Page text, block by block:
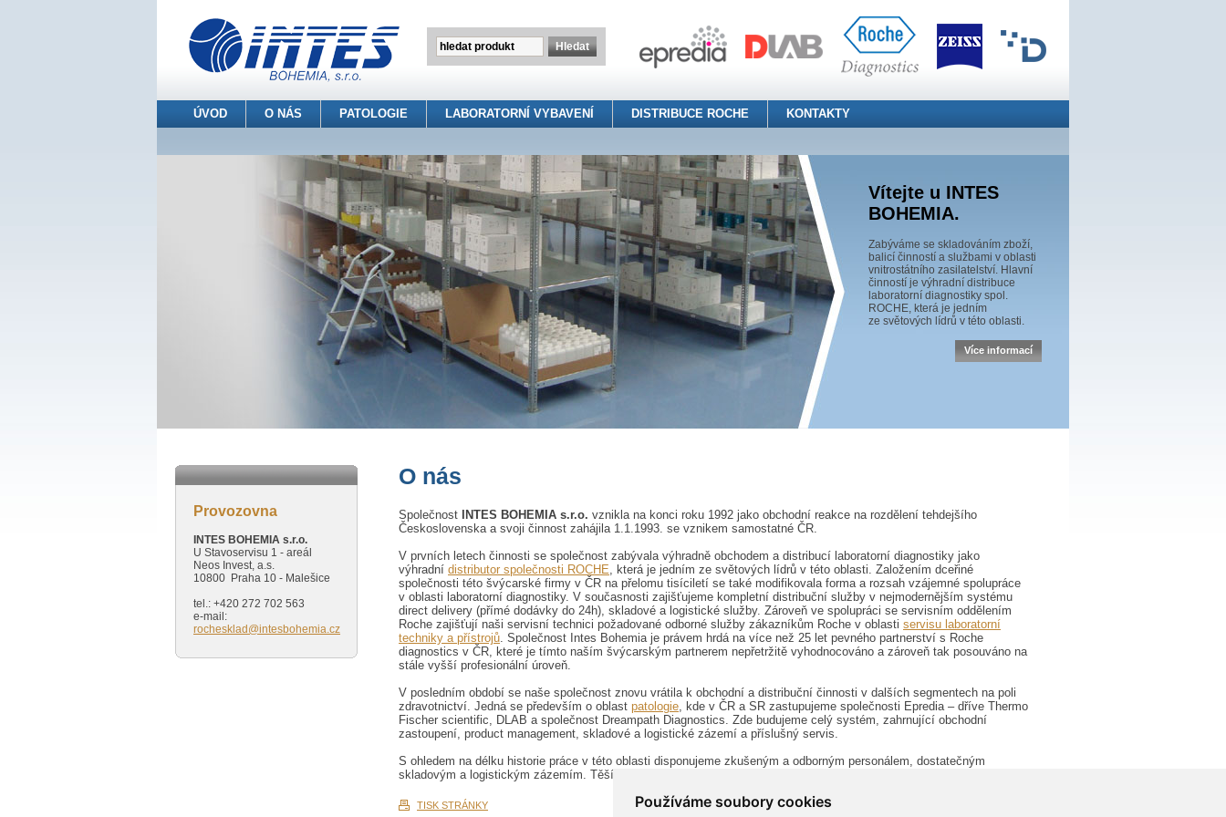
Používáme soubory cookies
ÚVOD O NÁS PATOLOGIE LABORATORNÍ VYBAVENÍ DISTRIBUCE ROCHE KONTAKTY
Vítejte u INTES
BOHEMIA.
Zabýváme se skladováním zboží,
balicí činností a službami v oblasti
vnitrostátního zasilatelství. Hlavní
činností je výhradní distribuce
laboratorní diagnostiky spol.
ROCHE, která je jedním
ze světových lídrů v této oblasti.
Více informací
O nás
Společnost INTES BOHEMIA s.r.o. vznikla na konci roku 1992 jako obchodní reakce na rozdělení tehdejšího
Československa a svoji činnost zahájila 1.1.1993. se vznikem samostatné ČR.
V prvních letech činnosti se společnost zabývala výhradně obchodem a distribucí laboratorní diagnostiky jako
výhradní distributor společnosti ROCHE, která je jedním ze světových lídrů v této oblasti. Založením dceřiné
společnosti této švýcarské firmy v ČR na přelomu tisíciletí se také modifikovala forma a rozsah vzájemné spolupráce
v oblasti laboratorní diagnostiky. V současnosti zajišťujeme kompletní distribuční služby v nejmodernějším systému
direct delivery (přímé dodávky do 24h), skladové a logistické služby. Zároveň ve spolupráci se servisním oddělením
Roche zajišťují naši servisní technici požadované odborné služby zákazníkům Roche v oblasti servisu laboratorní
techniky a přístrojů. Společnost Intes Bohemia je právem hrdá na více než 25 let pevného partnerství s Roche
diagnostics v ČR, které je tímto naším švýcarským partnerem nepřetržitě vyhodnocováno a zároveň tak posouváno na
stále vyšší profesionální úroveň.
V posledním období se naše společnost znovu vrátila k obchodní a distribuční činnosti v dalších segmentech na poli
zdravotnictví. Jedná se především o oblast patologie, kde v ČR a SR zastupujeme společnosti Epredia – dříve Thermo
Fischer scientific, DLAB a společnost Dreampath Diagnostics. Zde budujeme celý systém, zahrnující obchodní
zastoupení, product management, skladové a logistické zázemí a příslušný servis.
S ohledem na délku historie práce v této oblasti disponujeme zkušeným a odborným personálem, dostatečným
skladovým a logistickým zázemím. Těšíme se na spolupráci se všemi našimi partnery i zákazníky.
TISK STRÁNKY
Provozovna
INTES BOHEMIA s.r.o.
U Stavoservisu 1 - areál
Neos Invest, a.s.
10800 Praha 10 - Malešice
tel.: +420 272 702 563
e-mail:
rochesklad@intesbohemia.cz